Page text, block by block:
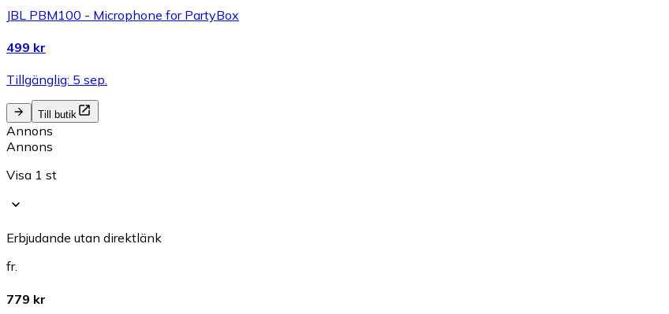
JBL PBM100 - Microphone for PartyBox
499 kr
Tillgänglig: 5 sep.
Till butik
Annons
Annons
Visa 1 st
Erbjudande utan direktlänk
fr.
779 kr